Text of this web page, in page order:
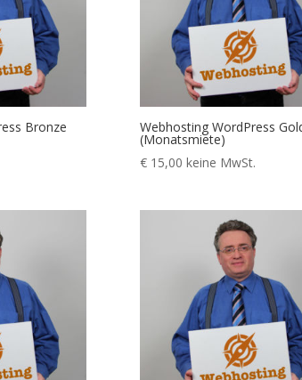
Bronze Webhosting WordPress
(Monatsmiete)
€15,00 keine MwSt.